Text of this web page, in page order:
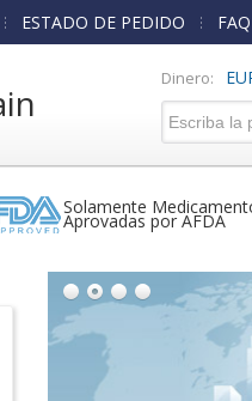
ESTADO DE PEDIDO FAQ
Dinero:
Solamente
Aprovadas por AFDA